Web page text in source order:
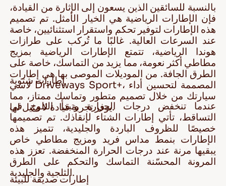
بالنسبة للسائقين الذين يسعون إلى الإثارة من القيادة،
فإن الإطارات الرياضية هي الخيار الأمثل. تم تصميم
هذه الإطارات لتوفير تحكم واستقرار استثنائيين، خاصة
عند السرعات العالية. غالبًا ما تُركب على طرازات
هوندا الرياضية، تتمتع الإطارات الرياضية بمزيج
مطاطي أكثر نعومة، مما يزيد من التماسك، خاصة على
الطرق الجافة. من الموديلات الموصى بها هي إطارات
لاسي Driveways Sport+، المصممة لتحسين أداء
سيارتك من خلال تصميم متطور وتماسك ممتاز، مما
يوفر تجربة قيادة لا مثيل لها.
إطارات شتوية
عندما تنخفض درجات الحرارة وتبدأ الثلوج في
التساقط، تأتي إطارات الشتاء لإنقاذك. تم تصميمها
خصيصًا للظروف الباردة والجليدية، تتميز هذه
الإطارات بنمط مداس فريد ومزيج مطاطي خاص
يبقيها مرنة عند درجات الحرارة المنخفضة. تعزز هذه
المرونة المحسّنة التماسك والتحكم على الطرق
الثلجية والجليدية.
إطارات صديقة للبيئة